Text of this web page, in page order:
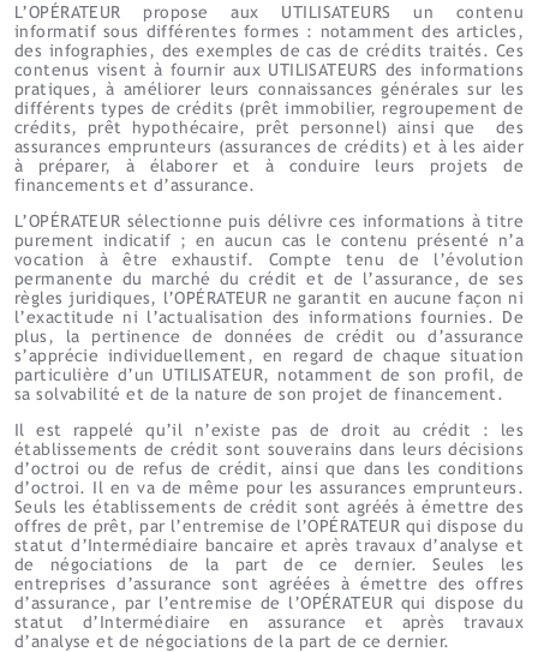
L’OPÉRATEUR propose aux UTILISATEURS un contenu
informatif sous différentes formes : notamment des articles,
des infographies, des exemples de cas de crédits traités. Ces
contenus visent à fournir aux UTILISATEURS des informations
pratiques, à améliorer leurs connaissances générales sur les
différents types de crédits (prêt immobilier, regroupement de
crédits, prêt hypothécaire, prêt personnel) ainsi que des
assurances emprunteurs (assurances de crédits) et à les aider
à préparer, à élaborer et à conduire leurs projets de
financements et d’assurance.
L’OPÉRATEUR sélectionne puis délivre ces informations à titre
purement indicatif ; en aucun cas le contenu présenté n’a
vocation à être exhaustif. Compte tenu de l’évolution
permanente du marché du crédit et de l’assurance, de ses
règles juridiques, l’OPÉRATEUR ne garantit en aucune façon ni
l’exactitude ni l’actualisation des informations fournies. De
plus, la pertinence de données de crédit ou d’assurance
s’apprécie individuellement, en regard de chaque situation
particulière d’un UTILISATEUR, notamment de son profil, de
sa solvabilité et de la nature de son projet de financement.
Il est rappelé qu’il n’existe pas de droit au crédit : les
établissements de crédit sont souverains dans leurs décisions
d’octroi ou de refus de crédit, ainsi que dans les conditions
d’octroi. Il en va de même pour les assurances emprunteurs.
Seuls les établissements de crédit sont agréés à émettre des
offres de prêt, par l’entremise de l’OPÉRATEUR qui dispose du
statut d’Intermédiaire bancaire et après travaux d’analyse et
de négociations de la part de ce dernier. Seules les
entreprises d’assurance sont agréées à émettre des offres
d’assurance, par l’entremise de l’OPÉRATEUR qui dispose du
statut d’Intermédiaire en assurance et après travaux
d’analyse et de négociations de la part de ce dernier.